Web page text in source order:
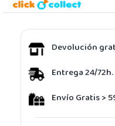
Devolución
Entrega 24/72h.
Envío Gratis >